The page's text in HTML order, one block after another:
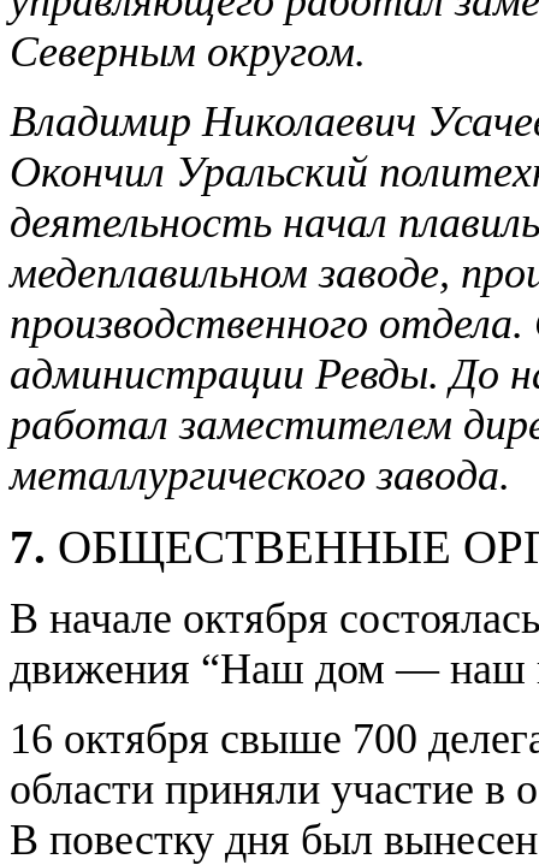
Северным округом.
Владимир Николаевич
Окончил Уральский
деятельность начал
медеплавильном заводе,
производственного
администрации Ревды. До
работал заместителем
металлургического завода.
7. ОБЩЕСТВЕННЫЕ
В начале октября
движения “Наш дом —
16 октября свыше 700
области приняли участие
В повестку дня был